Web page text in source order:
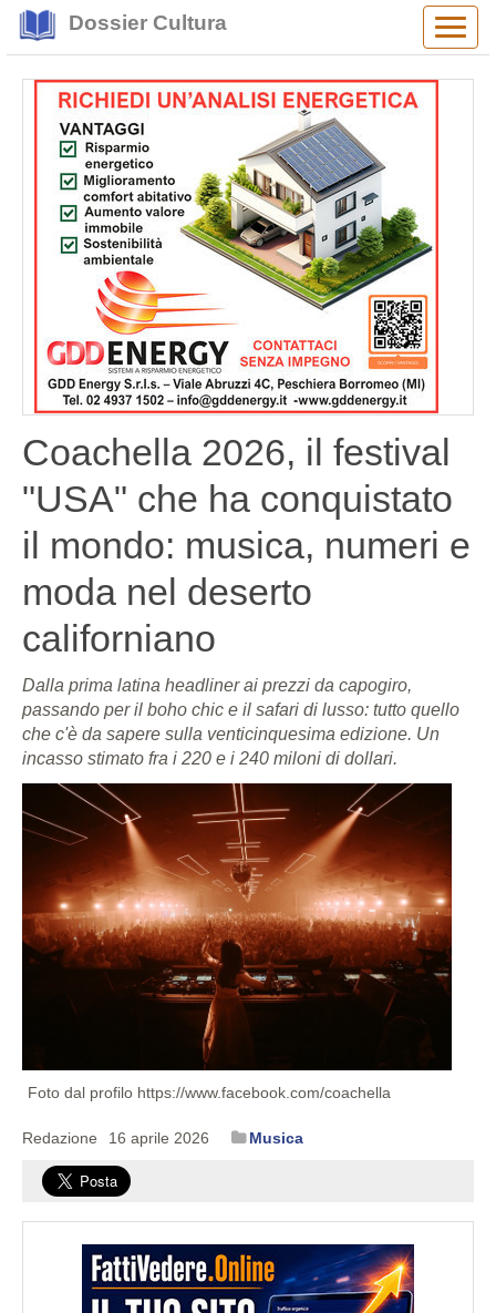
Dossier Cultura
Coachella 2026, il festival
"USA" che ha conquistato
il mondo: musica, numeri e
moda nel deserto
californiano
Dalla prima latina headliner ai prezzi da capogiro,
passando per il boho chic e il safari di lusso: tutto quello
che c'è da sapere sulla venticinquesima edizione. Un
incasso stimato fra i 220 e i 240 miloni di dollari.
Foto dal profilo https://www.facebook.com/coachella
Redazione 16 aprile 2026 Musica